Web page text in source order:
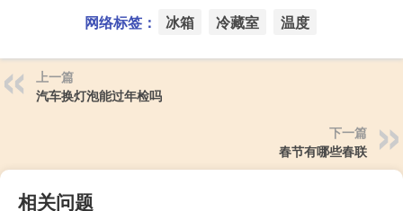
网络标签： 冰箱 冷藏室 温度
上一篇
汽车换灯泡能过年检吗
下一篇
春节有哪些春联
相关问题